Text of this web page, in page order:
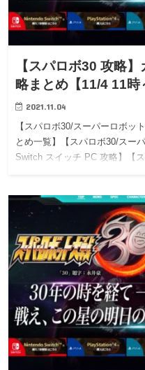
【スパロボ30 攻略
略まとめ【11/4 11時
2021.11.04
【スパロボ30/スーパーロボッ
とめ一覧】【スパロボ30/スー
Switch スイッチ PC 攻略】【